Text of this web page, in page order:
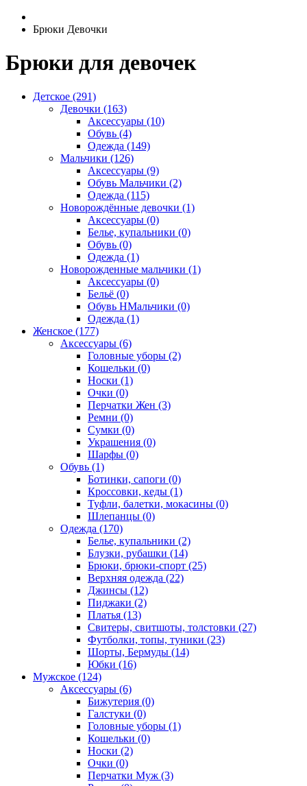
Брюки Девочки
Брюки для девочек
Детское (291)
Девочки (163)
Аксессуары (10)
Обувь (4)
Одежда (149)
Мальчики (126)
Аксессуары (9)
Обувь Мальчики (2)
Одежда (115)
Новорождённые девочки (1)
Аксессуары (0)
Белье, купальники (0)
Обувь (0)
Одежда (1)
Новорожденные мальчики (1)
Аксессуары (0)
Бельё (0)
Обувь НМальчики (0)
Одежда (1)
Женское (177)
Аксессуары (6)
Головные уборы (2)
Кошельки (0)
Носки (1)
Очки (0)
Перчатки Жен (3)
Ремни (0)
Сумки (0)
Украшения (0)
Шарфы (0)
Обувь (1)
Ботинки, сапоги (0)
Кроссовки, кеды (1)
Туфли, балетки, мокасины (0)
Шлепанцы (0)
Одежда (170)
Белье, купальники (2)
Блузки, рубашки (14)
Брюки, брюки-спорт (25)
Верхняя одежда (22)
Джинсы (12)
Пиджаки (2)
Платья (13)
Свитеры, свитшоты, толстовки (27)
Футболки, топы, туники (23)
Шорты, Бермуды (14)
Юбки (16)
Мужское (124)
Аксессуары (6)
Бижутерия (0)
Галстуки (0)
Головные уборы (1)
Кошельки (0)
Носки (2)
Очки (0)
Перчатки Муж (3)